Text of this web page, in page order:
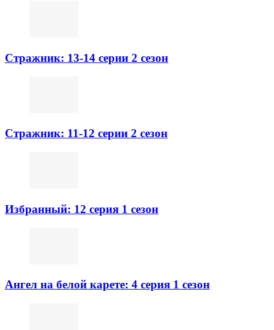
Стражник: 13-14 серии 2 сезон
Стражник: 11-12 серии 2 сезон
Избранный: 12 серия 1 сезон
Ангел на белой карете: 4 серия 1 сезон